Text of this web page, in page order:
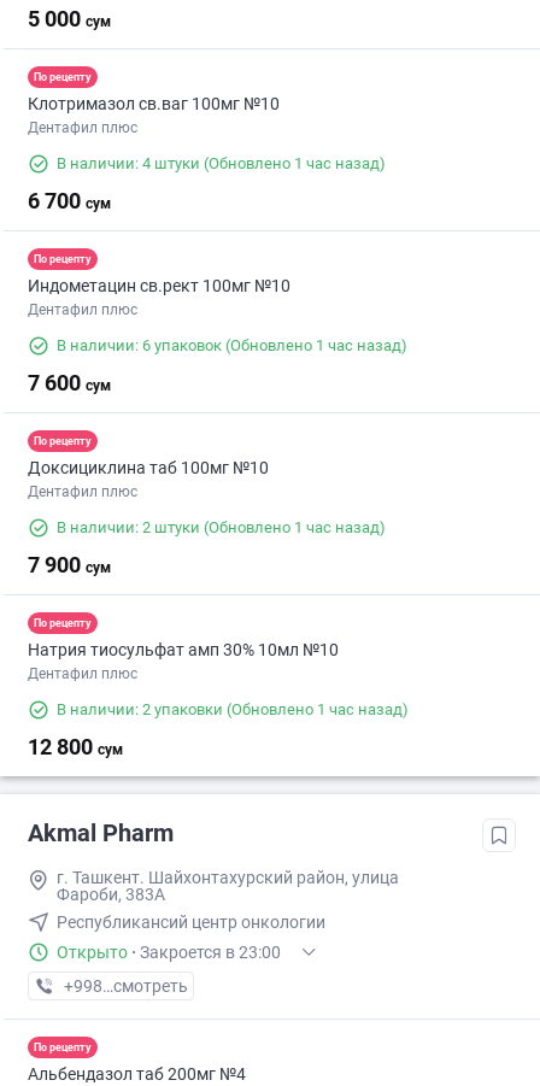
5 000 сум
По рецепту
Клотримазол св.ваг 100мг №10
Дентафил плюс
В наличии: 4 штуки (Обновлено 1 час назад)
6 700 сум
По рецепту
Индометацин св.рект 100мг №10
Дентафил плюс
В наличии: 6 упаковок (Обновлено 1 час назад)
7 600 сум
По рецепту
Доксициклина таб 100мг №10
Дентафил плюс
В наличии: 2 штуки (Обновлено 1 час назад)
7 900 сум
По рецепту
Натрия тиосульфат амп 30% 10мл №10
Дентафил плюс
В наличии: 2 упаковки (Обновлено 1 час назад)
12 800 сум
Akmal Pharm
г. Ташкент. Шайхонтахурский район, улица
Фароби, 383А
Республикансий центр онкологии
Открыто · Закроется в 23:00
+998 (99) XXX-XX-XX
смотреть
По рецепту
Альбендазол таб 200мг №4